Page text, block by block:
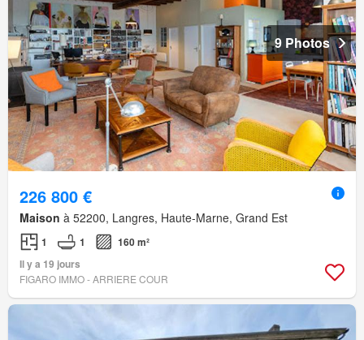
9 Photos
226 800 €
Maison à 52200, Langres, Haute-Marne, Grand Est
1 1
160 m²
Il y a 19 jours
FIGARO IMMO - ARRIERE COUR